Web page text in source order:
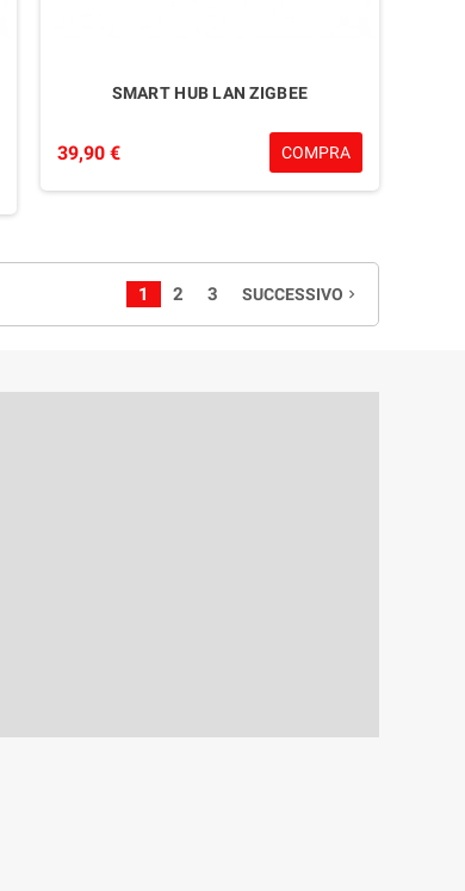
SMART HUB LAN ZIGBEE
39,90 € COMPRA
1 2 3 SUCCESSIVO navigate_next